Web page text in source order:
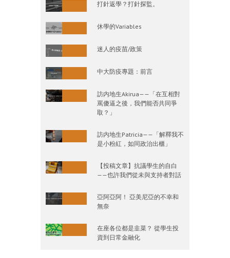
打針返學？打針探監。
休學的Variables
迷人的疫苗/政策
中大防疫專題：前言
訪内地生Akirua——「在互相對
罵傻逼之後，我們能否共同爭
取？」
訪内地生Patricia——「解釋我不
是小粉紅，如同政治出櫃」
【投稿文章】抗議學生的自白
——也許我們從未與支持者對話
亞阿亞阿！ 亞美尼亞的不幸和
無奈
在座各位都是韭菜？ 從學生投
資到日常金融化